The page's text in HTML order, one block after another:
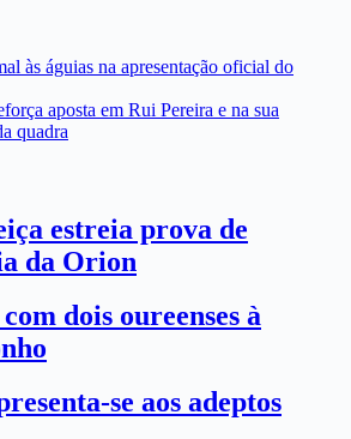
às águias na apresentação oficial do
aposta em Rui Pereira e na sua
quadra
estreia prova de
da Orion
dois oureenses à
se aos adeptos